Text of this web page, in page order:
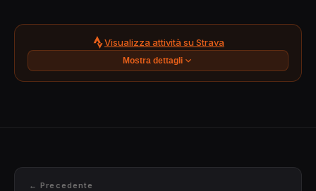
Visualizza attività su Strava
Mostra dettagli
← Precedente